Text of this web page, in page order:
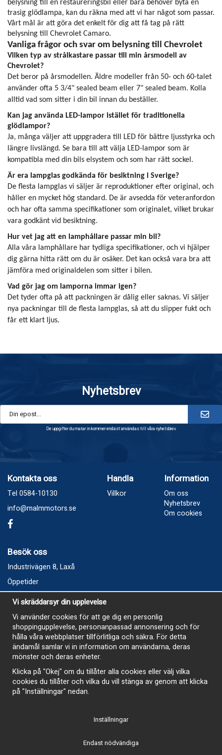
belysning till en restaureringsbil eller bara behöver byta en
trasig glödlampa, kan du räkna med att vi har något som passar.
Vårt mål är att göra det enkelt för dig att få tag på rätt
belysning till Chevrolet Camaro.
Vanliga frågor och svar om belysning till Chevrolet
Vilken typ av strålkastare passar till min årsmodell av
Chevrolet?
Det beror på årsmodellen. Äldre modeller från 50- och 60-talet
använder ofta 5 3/4" sealed beam eller 7" sealed beam. Kolla
alltid vad som sitter i din bil innan du beställer.
Kan jag använda LED-lampor istället för traditionella
glödlampor?
Ja, många väljer att uppgradera till LED för bättre ljusstyrka och
längre livslängd. Se bara till att välja LED-lampor som är
kompatibla med din bils elsystem och som har rätt sockel.
Är era lampglas godkända för besiktning i Sverige?
De flesta lampglas vi säljer är reproduktioner efter original, och
håller en mycket hög standard. De är avsedda för veteranfordon
och har ofta samma specifikationer som originalet, vilket brukar
vara godkänt vid besiktning.
Hur vet jag att en lamphållare passar min bil?
Alla våra lamphållare har tydliga specifikationer, och vi hjälper
dig gärna hitta rätt om du är osäker. Det kan också vara bra att
jämföra med originaldelen som sitter i bilen.
Vad gör jag om lamporna immar igen?
Det tyder ofta på att packningen är dålig eller saknas. Vi säljer
nya packningar till de flesta lampglas, så att du slipper fukt och
får ett klart ljus.
Nyhetsbrev
De uppgifter du matar in kommer endast användas till våra nyhetsbrev.
Kontakta oss
Tel 0584-10130
info@malmmotors.se
Handla
Villkor
Information
Om oss
Nyhetsbrev
Om cookies
Besök oss
Industrivägen 8, Laxå
Öppetider
Vecka 32
Måndag kl 9-12, kl 13 - 15
Onsdag kl 9-12, kl 13 - 15
Tisdag, Tordag och Fredag stängt
E-Handelsbutiken är öppen och paket skickas hela
sommaren
Vi skräddarsyr din upplevelse
Vi använder cookies för att ge dig en personlig
shoppingupplevelse, personanpassad annonsering och för
hålla våra webbplatser tillförlitliga och säkra. För detta
ändamål samlar vi in information om användarna, deras
mönster och deras enheter.
Klicka på "Okej" om du tillåter alla cookies eller välj vilka
cookies du tillåter och vilka du vill stänga av genom att klicka
på "Inställningar" nedan.
Inställningar
Endast nödvändiga